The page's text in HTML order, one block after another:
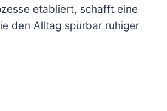
etabliert, schafft eine
den Alltag spürbar ruhiger